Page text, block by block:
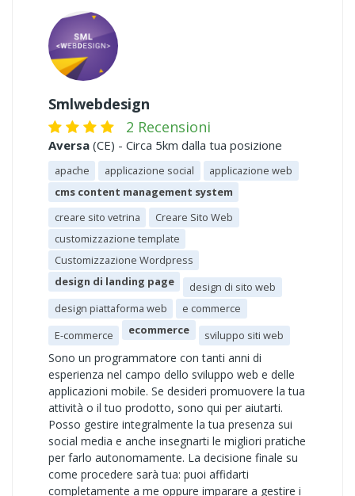
Smlwebdesign
2 Recensioni
Aversa (CE) - Circa 5km dalla tua posizione
apache applicazione social
applicazione web
cms content management system
creare sito vetrina
Creare Sito Web
customizzazione template
Customizzazione Wordpress
design di landing page
design di sito web
design piattaforma web
e commerce
E-commerce
ecommerce sviluppo siti web
Sono un programmatore con tanti anni di
esperienza nel campo dello sviluppo web e delle
applicazioni mobile. Se desideri promuovere la tua
attività o il tuo prodotto, sono qui per aiutarti.
Posso gestire integralmente la tua presenza sui
social media e anche insegnarti le migliori pratiche
per farlo autonomamente. La decisione finale su
come procedere sarà tua: puoi affidarti
completamente a me oppure imparare a gestire i